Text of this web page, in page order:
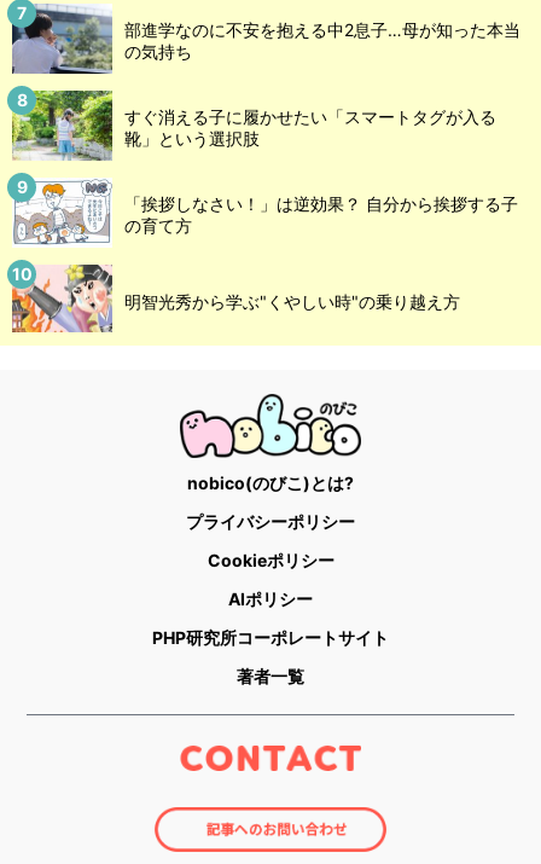
部進学なのに不安を抱える中2息子…母が知った本当
の気持ち
すぐ消える子に履かせたい「スマートタグが入る
靴」という選択肢
「挨拶しなさい！」は逆効果？ 自分から挨拶する子
の育て方
明智光秀から学ぶ"くやしい時"の乗り越え方
nobico(のびこ)とは?
プライバシーポリシー
Cookieポリシー
AIポリシー
PHP研究所コーポレートサイト
著者一覧